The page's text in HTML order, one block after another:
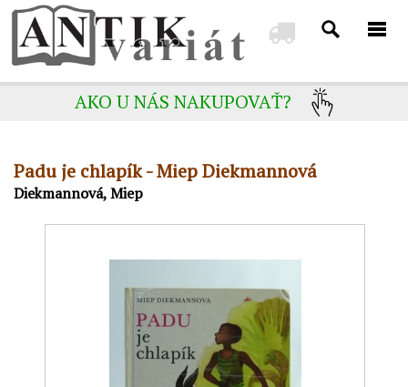
AKO U NÁS NAKUPOVAŤ?
Padu je chlapík - Miep Diekmannová
Diekmannová, Miep